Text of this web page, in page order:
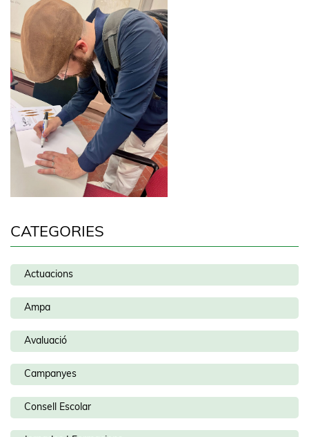
CATEGORIES
Actuacions
Ampa
Avaluació
Campanyes
Consell Escolar